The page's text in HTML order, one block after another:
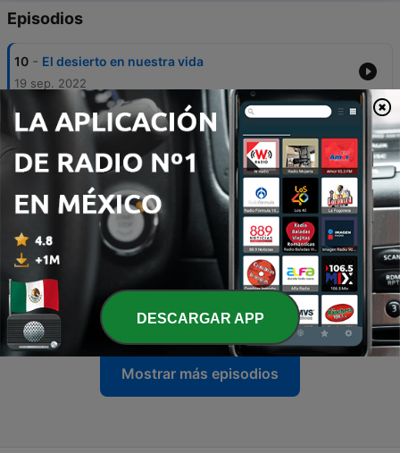
Episodios
10 - El desierto en nuestra vida
19 sep. 2022
- El más grande de todos
19 sep. 2022
8 - Los no reconocidos
19 sep. 2022
7 - Una autoridad mayor
30 jun. 2021
- Escuchando a Dios en el campo
23 jun. 2021
Mostrar más episodios
DESCARGAR APP